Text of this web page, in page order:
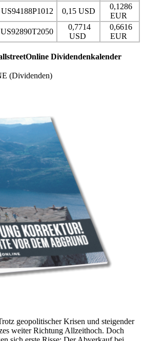
US94188P1012 0,15 USD
0,1286
EUR
US92890T2050
0,7714
USD
0,6616
EUR
Dividendenkalender
(Dividenden)
geopolitischer Krisen und steigender
weiter Richtung Allzeithoch. Doch